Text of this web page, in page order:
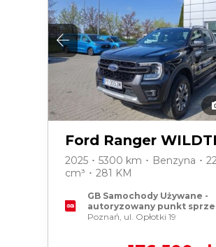
Ford Ranger
2025 ･ 5300 km ･ Benzyna ･
cm³ ･ 281 KM
GB Samochody Używane -
autoryzowany punkt
Poznań, ul. Opłotki 19